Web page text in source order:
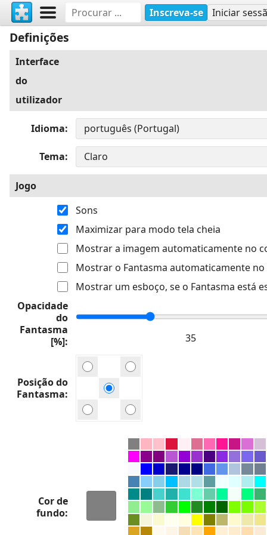
Inscreva-se Iniciar
Definições
Interface
do
utilizador
Idioma
Tema
Jogo
Sons
Maximizar para modo tela cheia
Mostrar a imagem automaticamente no
Mostrar o Fantasma automaticamente no
Mostrar um esboço, se o Fantasma está
Opacidade
do
Fantasma
[%]
Posição do
Fantasma
Cor de
fundo